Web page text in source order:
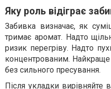
Яку роль відіграє
Забивка визначає, як
тримає аромат. Надто
ризик перегріву. Надто
концентрованим.
без сильного пресування.
Після укладки вирівняйте